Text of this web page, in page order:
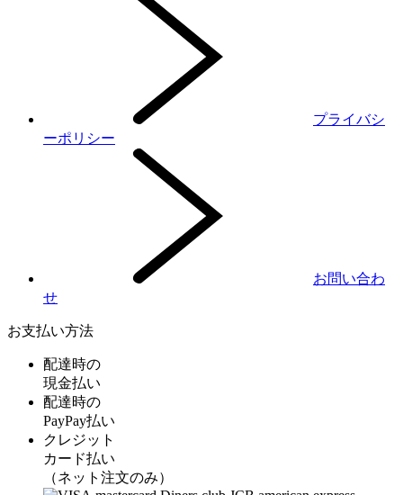
プライバシ
ーポリシー
お問い合わ
せ
お支払い方法
配達時の
現金払い
配達時の
PayPay払い
クレジット
カード払い
（ネット注文のみ）